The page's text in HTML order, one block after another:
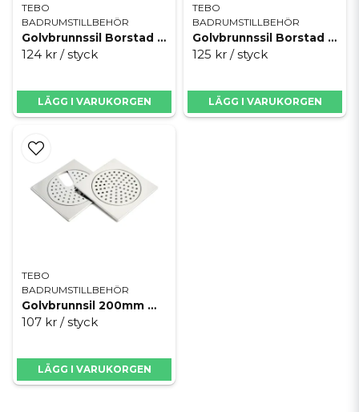
TEBO
BADRUMSTILLBEHÖR
Golvbrunnssil Borstad M/U
124 kr / styck
LÄGG I VARUKORGEN
TEBO
BADRUMSTILLBEHÖR
Golvbrunnssil Borstad U/U
125 kr / styck
LÄGG I VARUKORGEN
TEBO
BADRUMSTILLBEHÖR
Golvbrunnsil 200mm mosaik m/u
107 kr / styck
LÄGG I VARUKORGEN